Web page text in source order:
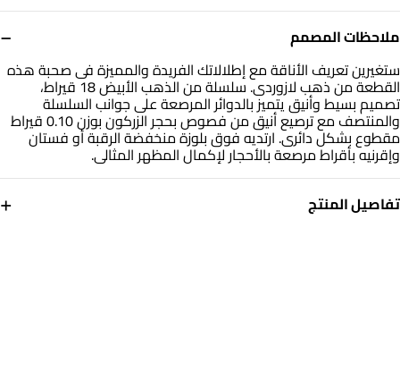
ملاحظات المصمم −
ستغيرين تعريف الأناقة مع إطلالاتك الفريدة والمميزة فى صحبة هذه
القطعة من ذهب لازوردى. سلسلة من الذهب الأبيض 18 قيراط،
تصميم بسيط وأنيق يتميز بالدوائر المرصعة على جوانب السلسلة
والمنتصف مع ترصيع أنيق من فصوص بحجر الزركون بوزن 0.10 قيراط
مقطوع بشكل دائرى. ارتديه فوق بلوزة منخفضة الرقبة أو فستان
وإقرنيه بأقراط مرصعة بالأحجار لإكمال المظهر المثالى.
تفاصيل المنتج
+